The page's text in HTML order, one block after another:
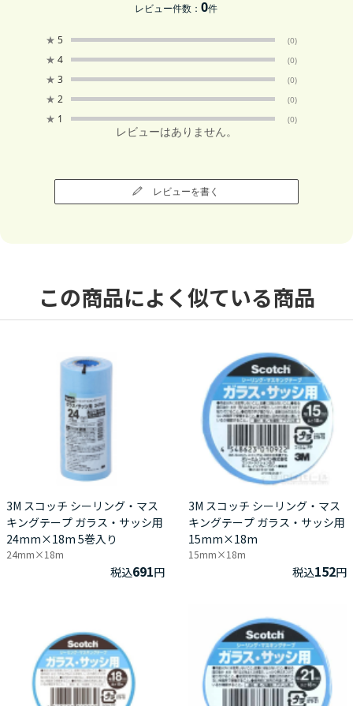
レビュー件数：0件
★ 5 (0)
★ 4 (0)
★ 3 (0)
★ 2 (0)
★ 1 (0)
レビューはありません。
レビューを書く
この商品によく似ている商品
3M スコッチ シーリング・マス
キングテープ ガラス・サッシ用
24mm×18m 5巻入り
24mm×18m
税込691円
3M スコッチ シーリング・マス
キングテープ ガラス・サッシ用
15mm×18m
15mm×18m
税込152円